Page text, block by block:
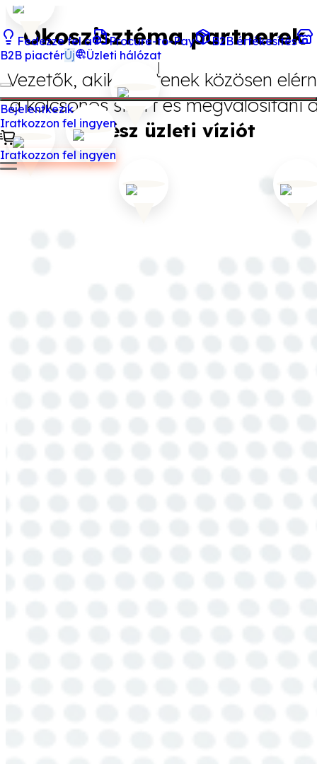
Fedezze fel a Procure-to-Pay
B2B értékesítés
B2B piactérÚj Üzleti hálózat
Bejelentkezik
Iratkozzon fel ingyen
Iratkozzon fel ingyen
Ökoszisztéma partnerek
Vezetők, akik segítenek közösen
a kölcsönös sikert és megvalósítani
merész üzleti víziót